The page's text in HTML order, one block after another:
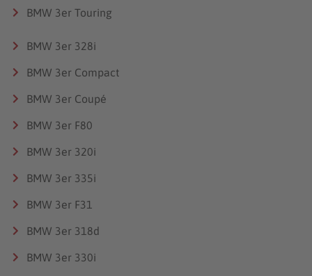
BMW 3er Touring
BMW 3er 328i
BMW 3er Compact
BMW 3er Coupé
BMW 3er F80
BMW 3er 320i
BMW 3er 335i
BMW 3er F31
BMW 3er 318d
BMW 3er 330i